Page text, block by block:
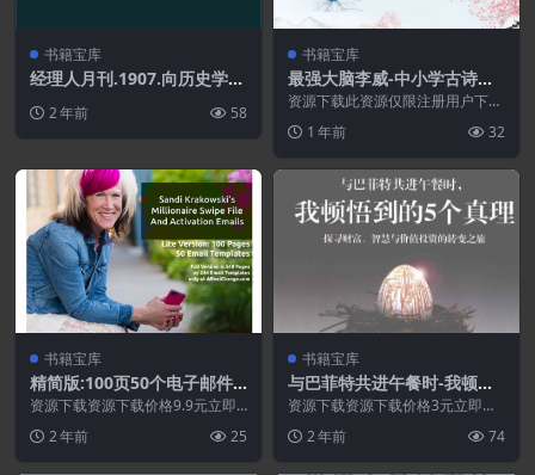
书籍宝库
经理人月刊.1907.向历史学职
2 年前 58
书籍宝库
最强大脑李威-中小学古诗文
记忆教材.PDF
资源下载此资源仅限注册用户下
保证所有资源永久更新资...
1 年前 32
书籍宝库
精简版:100页50个电子邮件
模板.PDF
资源下载资源下载价格9.9元立即
资源永久更新资源!...
2 年前 25
书籍宝库
与巴菲特共进午餐时-我顿悟
到的5个真理-探寻财富.智慧
与价值投资的转变之旅.PDF
资源下载资源下载价格3元立即购
2 年前 74